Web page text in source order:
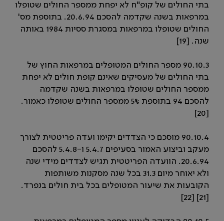
בתי החולים של קופ"ח לא יפחת ממספר החולים שטופלו
במרפאות בשנה שקדמה להסכם 20.6.94. בתוספת מס'
החולים שטופלו במרפאות במסגרת ססיות 1984 באותה
שנה. [19]
90.10.3 מספר החולים המטופלים במרפאות החוץ של
בתי החולים של מעסיקים שאינם קופת חולים לא יפחת
ממספר החולים שטופלו במרפאות בשנה שקדמה
להסכם 94 בתוספת 5% ממספר החולים שטופלו כאמור.
[20]
90.10.4 מוסכם כי הצדדים יקימו ועדה פריטטית לצורך
מעקב וביצוע האמור בסעיפים 5.4.7 ו-5.4.8 להסכם
20.6.94. הוועדה הפריטטית תגיש לצדדים מידי שנה
ולא יאוחר מיום 31.3 בכל שנה מסקנות משותפות
הקובעות את שיעור המטופלים בכל בית חולים בנפרד.
[21] [22]